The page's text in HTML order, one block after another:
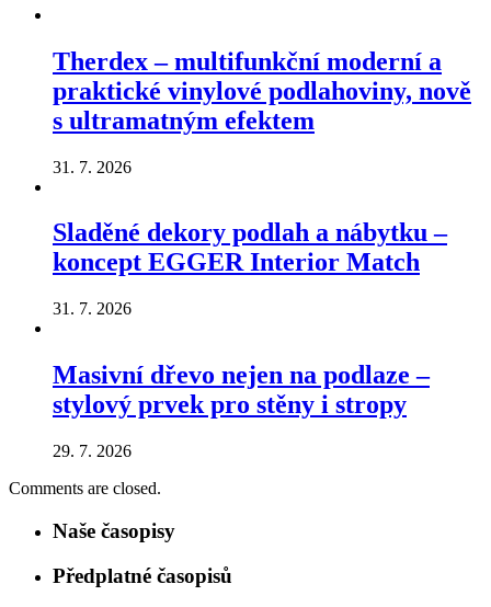
Therdex – multifunkční moderní a
praktické vinylové podlahoviny, nově
s ultramatným efektem
31. 7. 2026
Sladěné dekory podlah a nábytku –
koncept EGGER Interior Match
31. 7. 2026
Masivní dřevo nejen na podlaze –
stylový prvek pro stěny i stropy
29. 7. 2026
Comments are closed.
Naše časopisy
Předplatné časopisů